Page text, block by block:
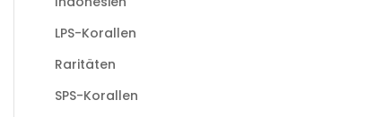
LPS-Korallen
Raritäten
SPS-Korallen